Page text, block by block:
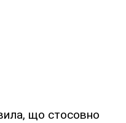
що стосовно